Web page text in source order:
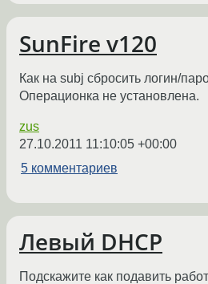
SunFire v120
Как на subj сбросить логин/
Операционка не установлена.
zus
27.10.2011 11:10:05 +00:00
5 комментариев
Левый DHCP
Подскажите как подавить